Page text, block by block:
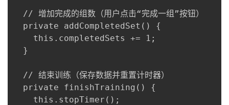
  // 增加完成的组数（用户点击“完成一组”按钮）
  private addCompletedSet() {
    this.completedSets += 1;
  }
  // 结束训练（保存数据并重置计时器）
  private finishTraining() {
    this.stopTimer();